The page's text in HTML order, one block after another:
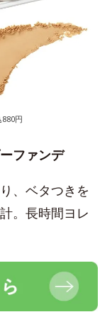
円
ファンデ
、ベタつきを
。長時間ヨレ